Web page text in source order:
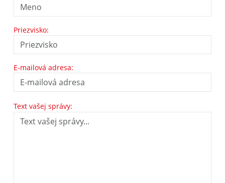
Priezvisko:
E-mailová adresa:
Text vašej správy: